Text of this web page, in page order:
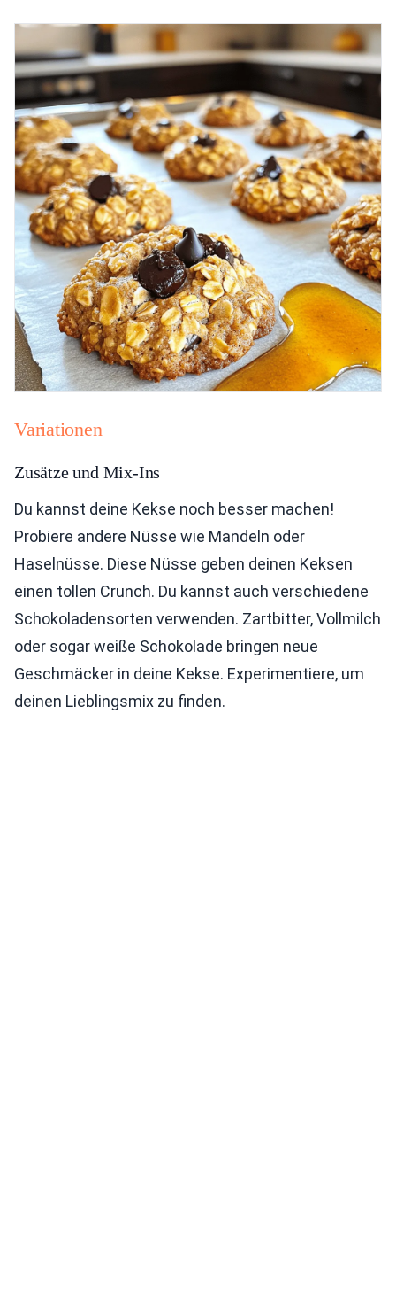
Variationen
Zusätze und Mix-Ins
Du kannst deine Kekse noch besser machen!
Probiere andere Nüsse wie Mandeln oder
Haselnüsse. Diese Nüsse geben deinen Keksen
einen tollen Crunch. Du kannst auch verschiedene
Schokoladensorten verwenden. Zartbitter, Vollmilch
oder sogar weiße Schokolade bringen neue
Geschmäcker in deine Kekse. Experimentiere, um
deinen Lieblingsmix zu finden.